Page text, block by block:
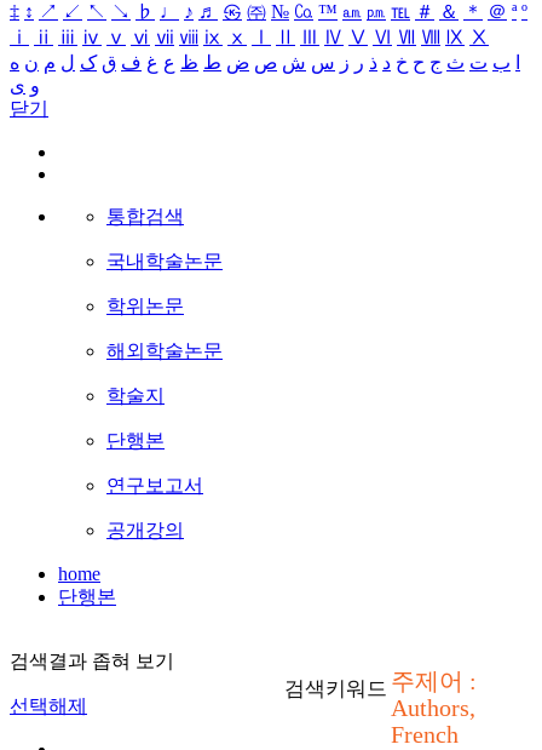
‡ ↕ ↗ ↙ ↖ ↘ ♭ ♩ ♪ ♬ ㉿ ㈜ № ㏇ ™ ㏂ ㏘ ℡ ＃ ＆ ＊ ＠ ª º
ⅰ
ⅱ ⅲ ⅳ ⅴ ⅵ ⅶ ⅷ ⅸ ⅹ Ⅳ Ⅴ Ⅵ Ⅶ Ⅷ Ⅸ Ⅹ
ب ت ث ج ح خ د ذ ر ز س ش ص ض ط ظ ع غ ف ق ک ل م ن ه
و ی
닫기
통합검색
국내학술논문
학위논문
해외학술논문
학술지
단행본
연구보고서
공개강의
home
단행본
검색결과 좁혀 보기
선택해제
검색키워드 주제어 :
Authors,
French